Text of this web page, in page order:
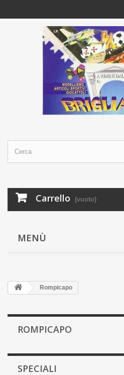
Carrello (vuoto)
MENÙ
Rompicapo
ROMPICAPO
SPECIALI